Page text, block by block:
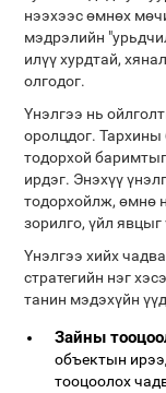
нээхээс өмнөх
мэдрэлийн
илүү хурдтай,
олгодог.
Үнэлгээ нь
оролцдог. Тархины
тодорхой
ирдэг. Энэхүү
тодорхойлж, өмнө
зорилго, үйл явцыг
Үнэлгээ хийх
стратегийн нэг
танин мэдэхүйн
Зайны
объектын
тооцоолох